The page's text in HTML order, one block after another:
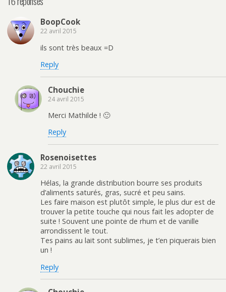
BoopCook
22 avril 2015
ils sont très beaux =D
Reply
Chouchie
24 avril 2015
Merci Mathilde ! 🙂
Reply
Rosenoisettes
22 avril 2015
Hélas, la grande distribution bourre ses produits
d’aliments saturés, gras, sucré et peu sains.
Les faire maison est plutôt simple, le plus dur est de
trouver la petite touche qui nous fait les adopter de
suite ! Souvent une pointe de rhum et de vanille
arrondissent le tout.
Tes pains au lait sont sublimes, je t’en piquerais bien
un !
Reply